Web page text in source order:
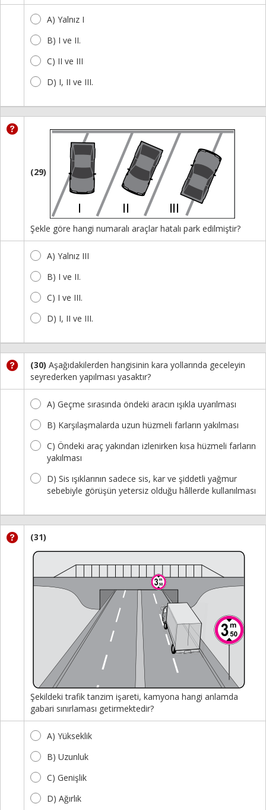
A) Yalnız I
B) I ve II.
C) II ve III
D) I, II ve III.
(29)
Şekle göre hangi numaralı araçlar hatalı park edilmiştir?
A) Yalnız III
B) I ve II.
C) I ve III.
D) I, II ve III.
(30) Aşağıdakilerden hangisinin kara yollarında geceleyin
seyrederken yapılması yasaktır?
A) Geçme sırasında öndeki aracın ışıkla uyarılması
B) Karşılaşmalarda uzun hüzmeli farların yakılması
C) Öndeki araç yakından izlenirken kısa hüzmeli farların
yakılması
D) Sis ışıklarının sadece sis, kar ve şiddetli yağmur
sebebiyle görüşün yetersiz olduğu hâllerde kullanılması
(31)
Şekildeki trafik tanzim işareti, kamyona hangi anlamda
gabari sınırlaması getirmektedir?
A) Yükseklik
B) Uzunluk
C) Genişlik
D) Ağırlık